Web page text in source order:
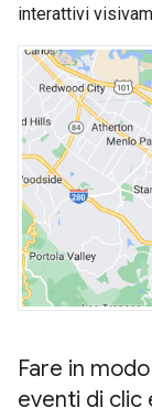
interattivi
Fare in
eventi di clic